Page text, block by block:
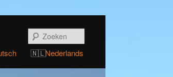
Nederlands